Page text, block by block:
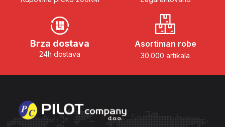
Brza dostava
24h dostava
Asortiman robe
30.000 artikala